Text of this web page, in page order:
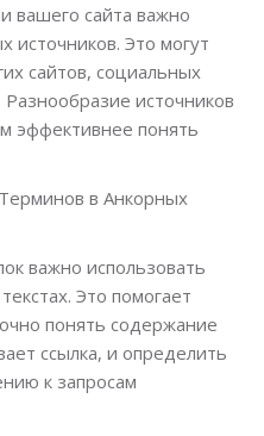
вашего сайта важно
источников. Это могут
сайтов, социальных
источников
эффективнее понять
в Анкорных
важно использовать
Это помогает
понять содержание
ссылка, и определить
к запросам